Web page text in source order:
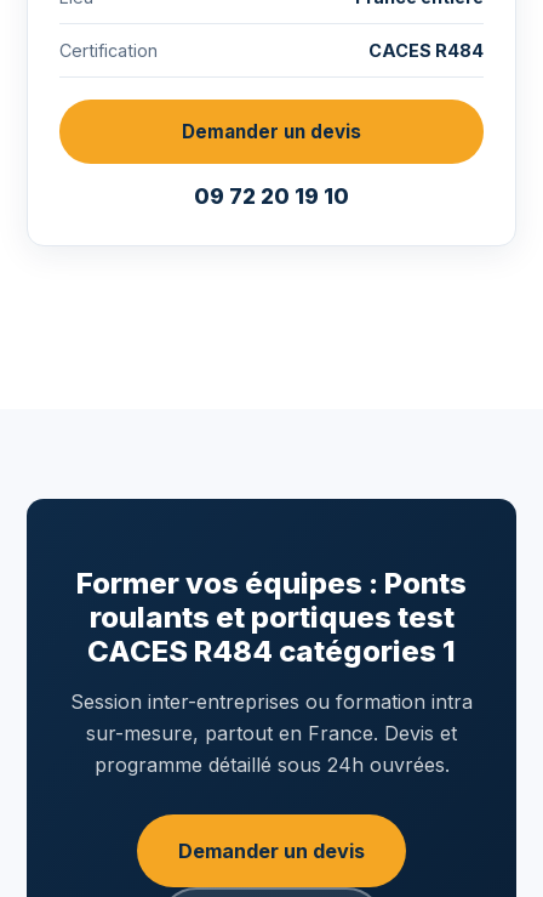
Certification CACES R484
Demander un devis
09 72 20 19 10
Former vos équipes : Ponts
roulants et portiques test
CACES R484 catégories 1
Session inter-entreprises ou formation intra
sur-mesure, partout en France. Devis et
programme détaillé sous 24h ouvrées.
Demander un devis